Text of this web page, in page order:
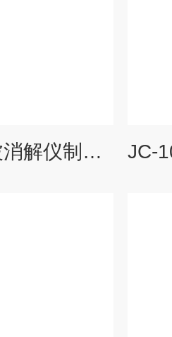
JC-1015W微波消解仪制造商